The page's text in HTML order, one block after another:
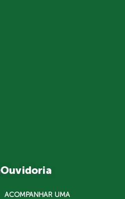
Ouvidoria
ACOMPANHAR UMA